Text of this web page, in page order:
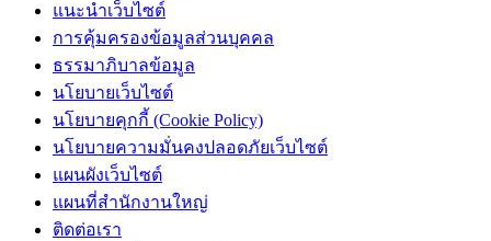
แนะนำเว็บไซต์
การคุ้มครองข้อมูลส่วนบุคคล
ธรรมาภิบาลข้อมูล
นโยบายเว็บไซต์
นโยบายคุกกี้ (Cookie Policy)
นโยบายความมั่นคงปลอดภัยเว็บไซต์
แผนผังเว็บไซต์
แผนที่สำนักงานใหญ่
ติดต่อเรา